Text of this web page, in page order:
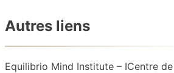
Autres liens
Equilibrio Mind Institute – ICentre